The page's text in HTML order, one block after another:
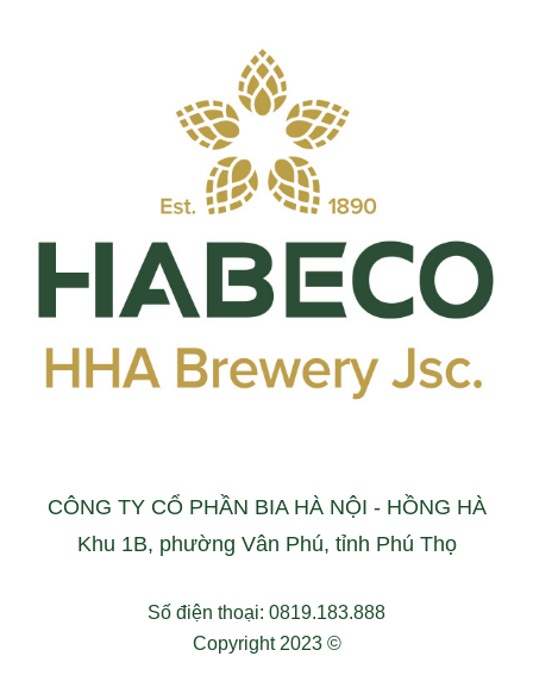
CÔNG TY CỔ PHẦN BIA HÀ NỘI - HỒNG HÀ
Khu 1B, phường Vân Phú, tỉnh Phú Thọ
Số điện thoại: 0819.183.888
Copyright 2023 ©